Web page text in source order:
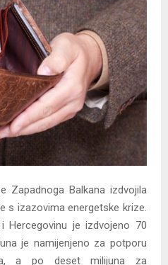
Zapadnoga Balkana izdvojila
s izazovima energetske krize.
je izdvojeno 70
je namijenjeno za potporu
a po deset milijuna za